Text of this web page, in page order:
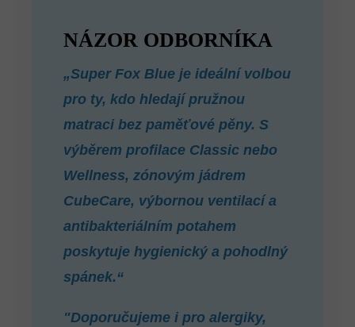
NÁZOR ODBORNÍKA
„Super Fox Blue je ideální volbou
pro ty, kdo hledají pružnou
matraci bez paměťové pěny. S
výběrem profilace Classic nebo
Wellness, zónovým jádrem
CubeCare, výbornou ventilací a
antibakteriálním potahem
poskytuje hygienický a pohodlný
spánek.“
"Doporučujeme i pro alergiky,